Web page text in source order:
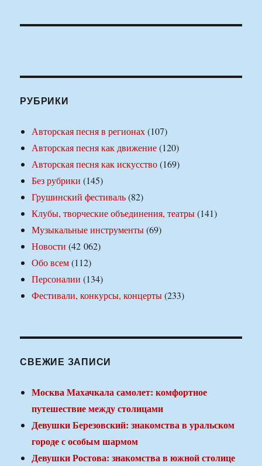
РУБРИКИ
Авторская песня в регионах(107)
Авторская песня как движение(120)
Авторская песня как искусство(169)
Без рубрики (145)
Грушинский фестиваль(82)
Клубы, творческие объединения, театры(141)
Музыкальные инструменты(69)
Новости (42 062)
Обо всем(112)
Персоналии (134)
Фестивали, конкурсы, концерты(233)
СВЕЖИЕ ЗАПИСИ
Москва Махачкала самолет: комфортное
путешествие между столицами
Девушки Березовский: знакомства в уральском
городе с особым шармом
Девушки Ростова: знакомства в южной столице